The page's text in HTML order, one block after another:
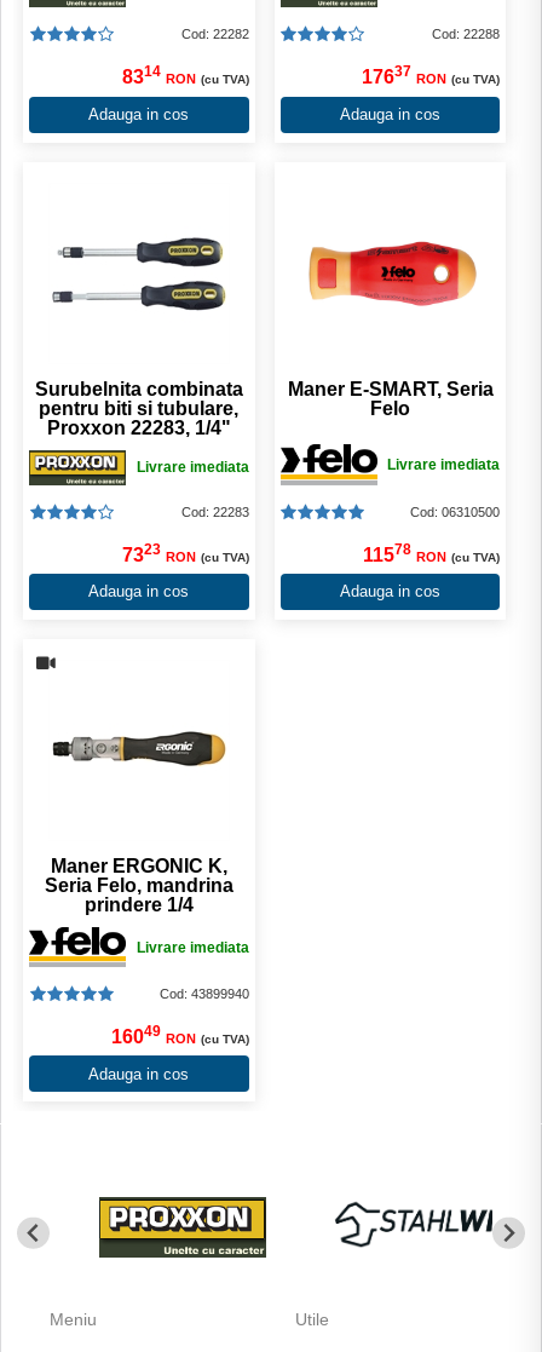
Cod: 22282
8314 RON (cu TVA)
Adauga in cos
Cod: 22288
17637 RON (cu TVA)
Adauga in cos
Surubelnita combinata
pentru biti si tubulare,
Proxxon 22283, 1/4"
Livrare imediata
Cod: 22283
7323 RON (cu TVA)
Adauga in cos
Maner E-SMART, Seria
Felo
Livrare imediata
Cod: 06310500
11578 RON (cu TVA)
Adauga in cos
Maner ERGONIC K,
Seria Felo, mandrina
prindere 1/4
Livrare imediata
Cod: 43899940
16049 RON (cu TVA)
Adauga in cos
Meniu Utile